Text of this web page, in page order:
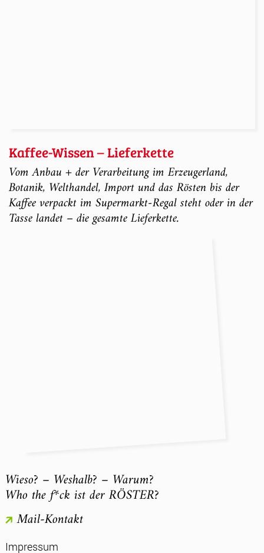
Kaffee-Wissen – Lieferkette
Vom Anbau + der Verarbeitung im Erzeugerland,
Botanik, Welthandel, Import und das Rösten bis der
Kaffee verpackt im Supermarkt-Regal steht oder in der
Tasse landet – die gesamte Lieferkette.
Wieso? – Weshalb? – Warum?
Who the f*ck ist der RÖSTER?
Mail-Kontakt
Impressum